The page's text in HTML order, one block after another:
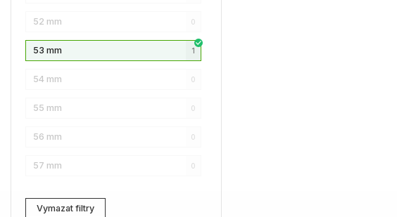
NAUTICA 0
Lacoste 0
Kenzo 0
Carrera 0
G-Star RAW 0
Jil Sander 0
Marc Jacobs
52 mm 0
53 mm 1
54 mm 0
55 mm 0
56 mm 0
57 mm 0
Vymazat filtry